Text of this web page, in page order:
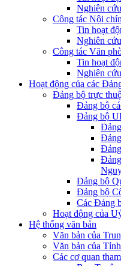
Nghiên
Công tác Nội
Tin hoạt
Nghiên
Công tác Văn
Tin hoạt
Nghiên
Hoạt động của các
Đảng bộ trực
Đảng bộ
Đảng bộ
Đảng bộ
Đảng bộ
Các Đảng
Hoạt động của
Hệ thống văn bản
Văn bản của
Văn bản của
Các cơ quan